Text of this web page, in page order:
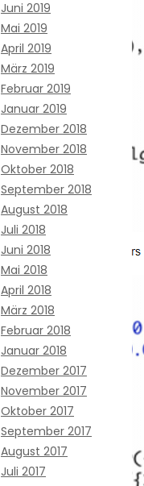
Juni 2019
Mai 2019
April 2019
März 2019
Februar 2019
Januar 2019
Dezember 2018
November 2018
Oktober 2018
September 2018
August 2018
Juli 2018
Juni 2018
Mai 2018
April 2018
März 2018
Februar 2018
Januar 2018
Dezember 2017
November 2017
Oktober 2017
September 2017
August 2017
Juli 2017